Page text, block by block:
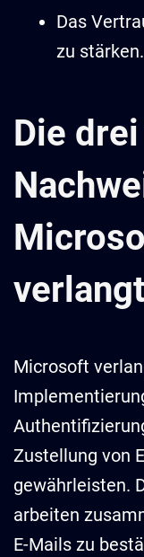
Das
zu stärken.
Die
verlangt
Microsoft
Zustellung von
gewährleisten.
arbeiten
E-Mails zu